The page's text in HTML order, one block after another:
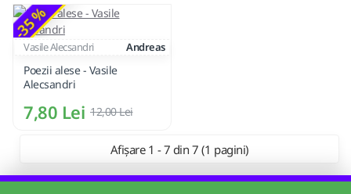
-35 %
Vasile Alecsandri Andreas
Poezii alese - Vasile
Alecsandri
7,80 Lei 12,00 Lei
Afișare 1 - 7 din 7 (1 pagini)